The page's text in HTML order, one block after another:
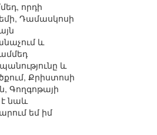
որդի
Դամասկոսի
և
և
Քրիստոսի
Գողգոթայի
նաև
եմ իմ